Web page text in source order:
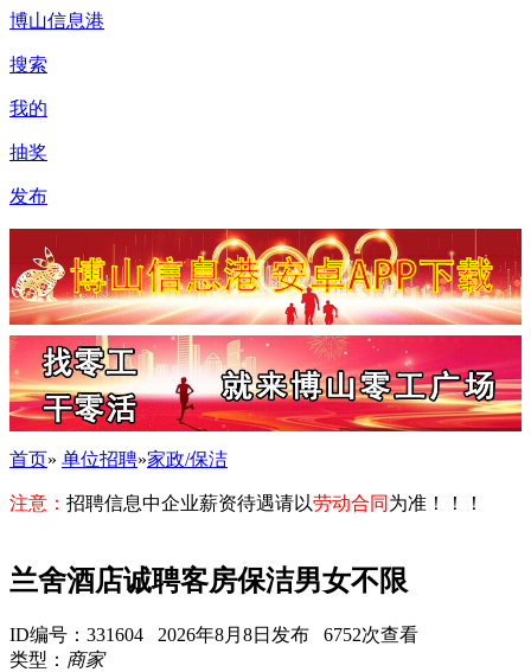
博山信息港
搜索
我的
抽奖
发布
首页» 单位招聘»家政/保洁
注意： 招聘信息中企业薪资待遇请以劳动合同 为准！！！
兰舍酒店诚聘客房保洁男女不限
ID编号：331604 2026年8月8日发布 6752次查看
类型： 商家